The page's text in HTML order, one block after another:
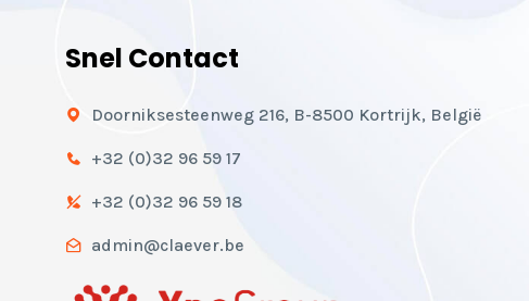
Snel Contact
Doorniksesteenweg 216, B-8500 Kortrijk, België
+32 (0)32 96 59 17
+32 (0)32 96 59 18
admin@claever.be